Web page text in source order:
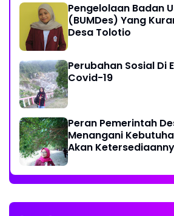
Pengelolaan Badan
(BUMDes) Yang
Desa Tolotio
Perubahan Sosial Di
Covid-19
Peran Pemerintah
Menangani
Akan